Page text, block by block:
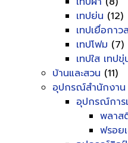
เทปย่น (12)
เทปเยื่อกา
เทปโฟม (7)
เทปใส เทปขุ่
บ้านและสวน (11)
อุปกรณ์สำนักงาน
อุปกรณ์การ
พลาส
ฟรอย